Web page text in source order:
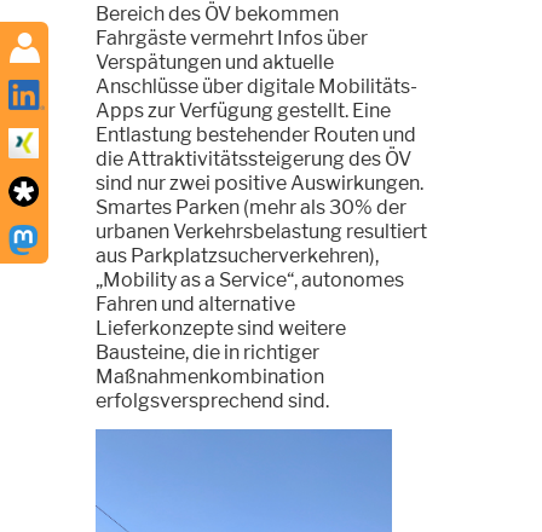
Bereich des ÖV bekommen
Fahrgäste vermehrt Infos über
Verspätungen und aktuelle
Anschlüsse über digitale Mobilitäts-
Apps zur Verfügung gestellt. Eine
Entlastung bestehender Routen und
die Attraktivitätssteigerung des ÖV
sind nur zwei positive Auswirkungen.
Smartes Parken (mehr als 30% der
urbanen Verkehrsbelastung resultiert
aus Parkplatzsucherverkehren),
„Mobility as a Service“, autonomes
Fahren und alternative
Lieferkonzepte sind weitere
Bausteine, die in richtiger
Maßnahmenkombination
erfolgsversprechend sind.